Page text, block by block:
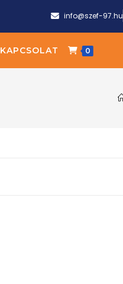
info@szef-97.hu
KAPCSOLAT 0